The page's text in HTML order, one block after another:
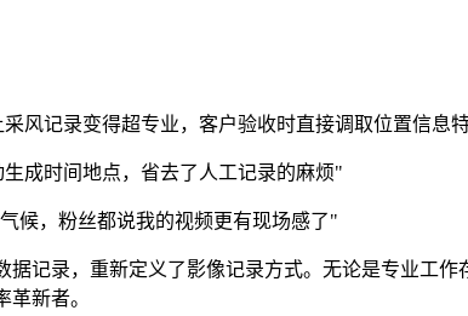
风记录变得超专业，客户验收时直接调取位置信息
成时间地点，省去了人工记录的麻烦"
候，粉丝都说我的视频更有现场感了"
记录，重新定义了影像记录方式。无论是专业工
新者。